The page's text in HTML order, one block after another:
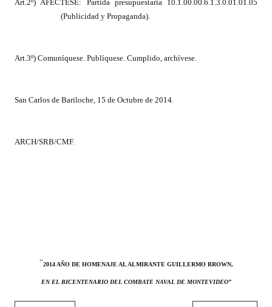
Art.2º) AFECTESE: Partida presupuestaria 10.1.00.00.6.1.3.0.01.01.05
(Publicidad y Propaganda).
Art.3º) Comuníquese. Publíquese. Cumplido, archívese.
San Carlos de Bariloche, 15 de Octubre de 2014.
ARCH/SRB/CMF.
“2014 AÑO DE HOMENAJE AL ALMIRANTE GUILLERMO BROWN,
EN EL BICENTENARIO DEL COMBATE NAVAL DE MONTEVIDEO”